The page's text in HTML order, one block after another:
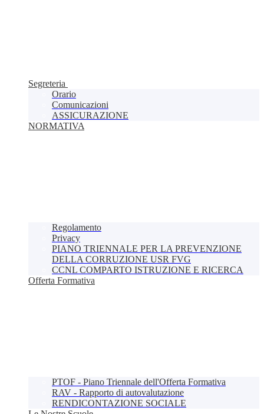
Segreteria
Orario
Comunicazioni
ASSICURAZIONE
NORMATIVA
Regolamento
Privacy
PIANO TRIENNALE PER LA PREVENZIONE
DELLA CORRUZIONE USR FVG
CCNL COMPARTO ISTRUZIONE E RICERCA
Offerta Formativa
PTOF - Piano Triennale dell'Offerta Formativa
RAV - Rapporto di autovalutazione
RENDICONTAZIONE SOCIALE